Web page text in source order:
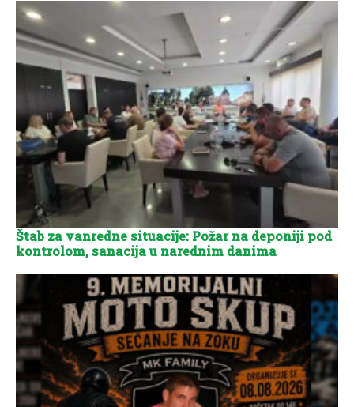
Štab za vanredne situacije: Požar na deponiji pod
kontrolom, sanacija u narednim danima